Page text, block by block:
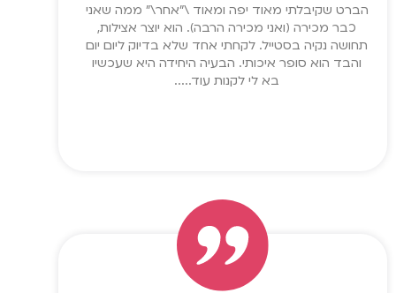
הברט שקיבלתי מאוד יפה ומאוד \"אחר\" ממה שאני
כבר מכירה (ואני מכירה הרבה). הוא יוצר אצילות,
תחושה נקיה בסטייל. לקחתי אחד שלא בדיוק ליום יום
והבד הוא סופר איכותי. הבעיה היחידה היא שעכשיו
בא לי לקנות עוד.....